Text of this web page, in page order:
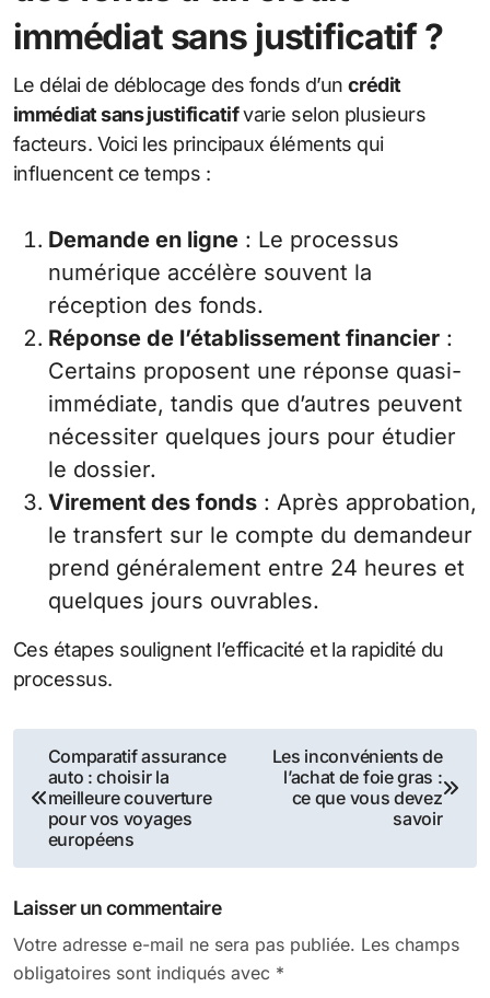
immédiat sans justificatif ?
Le délai de déblocage des fonds d’uncrédit
immédiat sans justificatifvarie selon plusieurs
facteurs. Voici les principaux éléments qui
influencent ce temps :
Demande en ligne : Le processus
numérique accélère souvent la
réception des fonds.
Réponse de l’établissement financier :
Certains proposent une réponse quasi-
immédiate, tandis que d’autres peuvent
nécessiter quelques jours pour étudier
le dossier.
Virement des fonds : Après approbation,
le transfert sur le compte du demandeur
prend généralement entre 24 heures et
quelques jours ouvrables.
Ces étapes soulignent l’efficacité et la rapidité du
processus.
Navigation
de
l’article
Comparatif assurance
auto : choisir la
meilleure couverture
pour vos voyages
européens
Les inconvénients de
l’achat de foie gras :
ce que vous devez
savoir
Laisser un commentaire
Votre adresse e-mail ne sera pas publiée. Les champs
obligatoires sont indiqués avec *